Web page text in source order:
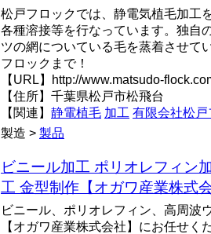
松戸フロックでは、静電気植毛加工
各種溶接等を行なっています。独自
ツの網についている毛を蒸着させて
フロックまで！
【URL】http://www.matsudo-
【住所】千葉県松戸市松飛台
【関連】 静電植毛 加工 有限会社松戸
製造 > 製品
ビニール加工 ポリオレフィン
工 金型制作【オガワ産業株式
ビニール、ポリオレフィン、高周波
【オガワ産業株式会社】にお任せく